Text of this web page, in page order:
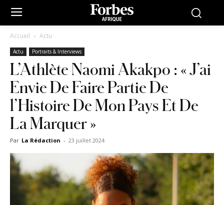
Accueil Actu
Actu Portraits & Interviews
L’Athlète Naomi Akakpo : « J’ai
Envie De Faire Partie De
l’Histoire De Mon Pays Et De
La Marquer »
Par La Rédaction - 23 juillet 2024